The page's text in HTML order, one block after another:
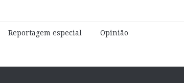
Reportagem especial Opinião